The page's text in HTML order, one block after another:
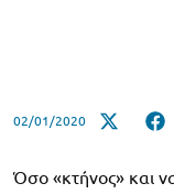
02/01/2020
Όσο «κτήνος» και